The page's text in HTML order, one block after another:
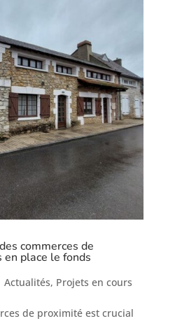
commerces de
en place le fonds
Actualités, Projets en cours
de proximité est crucial